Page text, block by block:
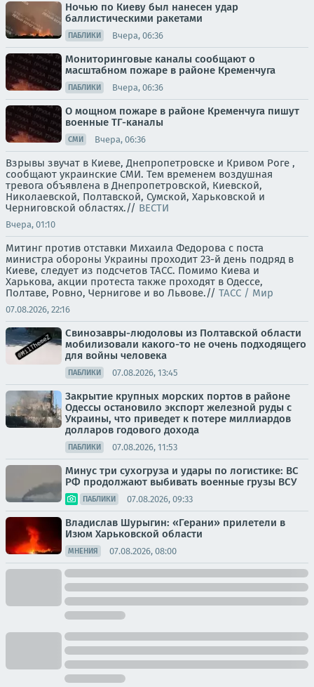
Ночью по Киеву был нанесен удар
баллистическими ракетами
ПАБЛИКИ Вчера, 06:36
Мониторинговые каналы сообщают о
масштабном пожаре в районе Кременчуга
ПАБЛИКИ Вчера, 06:36
О мощном пожаре в районе Кременчуга пишут
военные ТГ-каналы
СМИ Вчера, 06:36
Взрывы звучат в Киеве, Днепропетровске и Кривом Роге ,
сообщают украинские СМИ. Тем временем воздушная
тревога объявлена в Днепропетровской, Киевской,
Николаевской, Полтавской, Сумской, Харьковской и
Черниговской областях.// ВЕСТИ
Вчера, 01:10
Митинг против отставки Михаила Федорова с поста
министра обороны Украины проходит 23-й день подряд в
Киеве, следует из подсчетов ТАСС. Помимо Киева и
Харькова, акции протеста также проходят в Одессе,
Полтаве, Ровно, Чернигове и во Львове.// ТАСС / Мир
07.08.2026, 22:16
Свинозавры-людоловы из Полтавской области
мобилизовали какого-то не очень подходящего
для войны человека
ПАБЛИКИ 07.08.2026, 13:45
Закрытие крупных морских портов в районе
Одессы остановило экспорт железной руды с
Украины, что приведет к потере миллиардов
долларов годового дохода
ПАБЛИКИ 07.08.2026, 11:53
Минус три сухогруза и удары по логистике: ВС
РФ продолжают выбивать военные грузы ВСУ
ПАБЛИКИ 07.08.2026, 09:33
Владислав Шурыгин: «Герани» прилетели в
Изюм Харьковской области
МНЕНИЯ 07.08.2026, 08:00